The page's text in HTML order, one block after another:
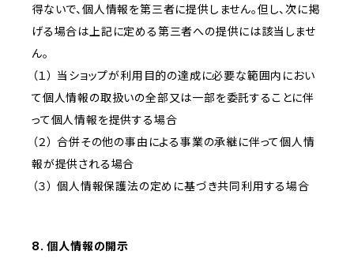
得ないで、個人情報を第三者に提供しません。但し、次に掲
げる場合は上記に定める第三者への提供には該当しませ
ん。
（１） 当ショップが利用目的の達成に必要な範囲内におい
て個人情報の取扱いの全部又は一部を委託することに伴
って個人情報を提供する場合
（２） 合併その他の事由による事業の承継に伴って個人情
報が提供される場合
（３） 個人情報保護法の定めに基づき共同利用する場合
8. 個人情報の開示